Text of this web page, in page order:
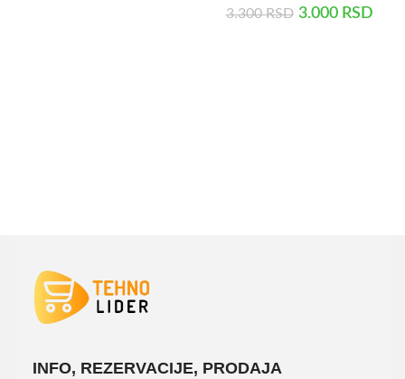
3.300RSD 3.000 RSD
INFO, REZERVACIJE, PRODAJA